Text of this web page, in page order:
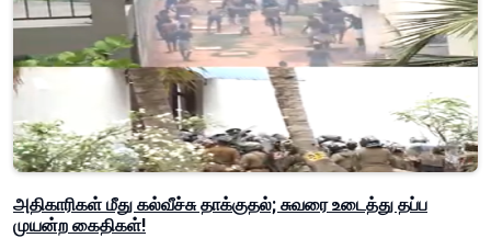
அதிகாரிகள் மீது கல்வீச்சு தாக்குதல்; சுவரை உடைத்து தப்ப
முயன்ற கைதிகள்!